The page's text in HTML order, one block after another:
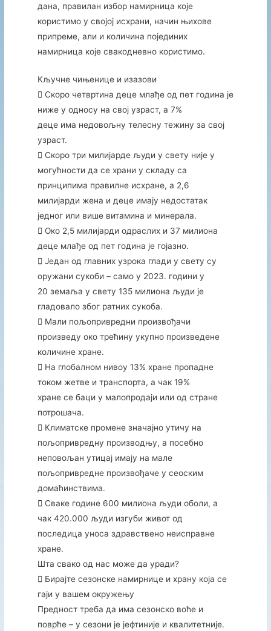
дана, правилан избор намирница које
користимо у својој исхрани, начин њихове
припреме, али и количина појединих
намирница које свакодневно користимо.
Кључне чињенице и изазови
 Скоро четвртина деце млађе од пет година је
ниже у односу на свој узраст, а 7%
деце има недовољну телесну тежину за свој
узраст.
 Скоро три милијарде људи у свету није у
могућности да се храни у складу са
принципима правилне исхране, а 2,6
милијарди жена и деце имају недостатак
једног или више витамина и минерала.
 Око 2,5 милијарди одраслих и 37 милиона
деце млађе од пет година је гојазно.
 Један од главних узрока глади у свету су
оружани сукоби – само у 2023. години у
20 земаља у свету 135 милиона људи је
гладовало због ратних сукоба.
 Мали пољопривредни произвођачи
произведу око трећину укупно произведене
количине хране.
 На глобалном нивоу 13% хране пропадне
током жетве и транспорта, а чак 19%
хране се баци у малопродаји или од стране
потрошача.
 Климатске промене значајно утичу на
пољопривредну производњу, а посебно
неповољан утицај имају на мале
пољопривредне произвођаче у сеоским
домаћинствима.
 Сваке године 600 милиона људи оболи, а
чак 420.000 људи изгуби живот од
последица уноса здравствено неисправне
хране.
Шта свако од нас може да уради?
 Бирајте сезонске намирнице и храну која се
гаји у вашем окружењу
Предност треба да има сезонско воће и
поврће – у сезони је јефтиније и квалитетније.